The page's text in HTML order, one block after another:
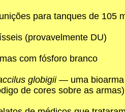
para tanques de 105
(provavelmente DU)
com fósforo branco
globigii — uma bioarma
de cores sobre as